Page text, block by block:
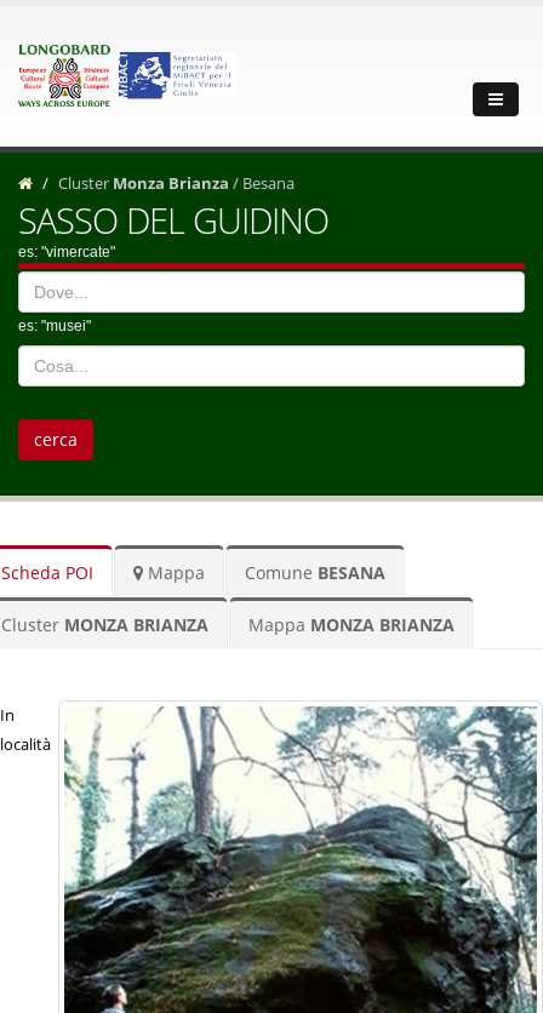
Cluster Monza Brianza / Besana
SASSO DEL GUIDINO
es: "vimercate"
es: "musei"
Scheda POI Mappa Comune BESANA
Cluster MONZA BRIANZA Mappa MONZA BRIANZA
In
località